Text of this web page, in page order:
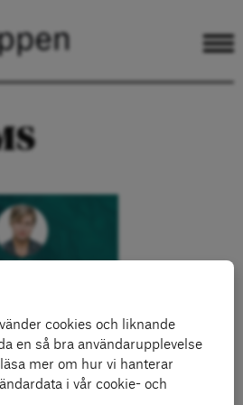
cookies och liknande
en så bra användarupplevelse
mer om hur vi hanterar
i vår cookie- och